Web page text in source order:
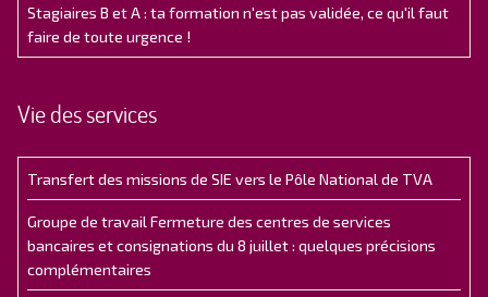
Stagiaires B et A : ta formation n'est pas validée, ce qu'il faut
faire de toute urgence !
Vie des services
Transfert des missions de SIE vers le Pôle National de TVA
Groupe de travail Fermeture des centres de services
bancaires et consignations du 8 juillet : quelques précisions
complémentaires